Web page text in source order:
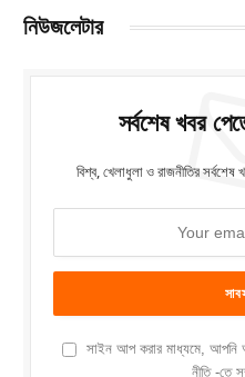
নিউজলেটার
সর্বশেষ খবর
বিশ্ব, খেলাধুলা ও রাজনীতির
সাইন আপ করার মাধ্যমে, আপনি
নীতি -তে